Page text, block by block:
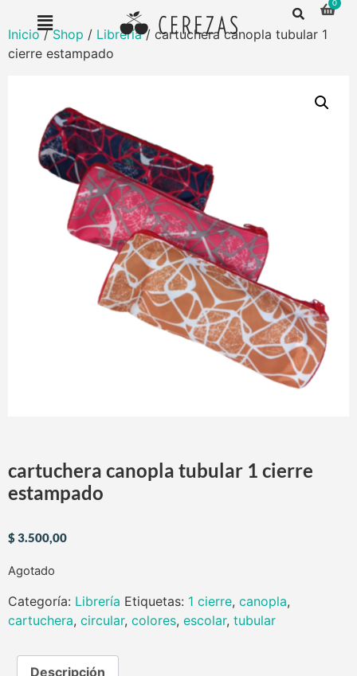
Inicio/Shop / Librería/ cartuchera canopla tubular 1
cierre estampado
cartuchera canopla tubular 1 cierre
estampado
$3.500,00
Agotado
Categoría: Librería Etiquetas: 1 cierre, canopla,
cartuchera, circular, colores, escolar, tubular
Descripción